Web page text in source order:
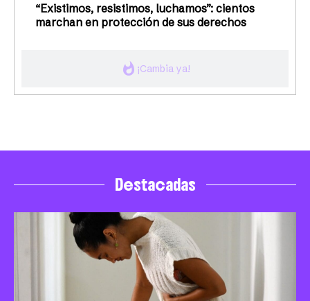
whatshot ¡Cambia ya!
“Existimos, resistimos, luchamos”: cientos
marchan en protección de sus derechos
Destacadas